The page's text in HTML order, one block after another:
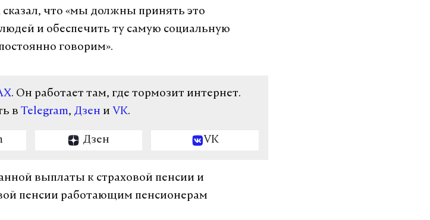
что «мы должны принять это
и обеспечить ту самую социальную
говорим».
. Он работает там, где тормозит интернет.
в Telegram, Дзен и VK.
Дзен VK
выплаты к страховой пенсии и
пенсии работающим пенсионерам